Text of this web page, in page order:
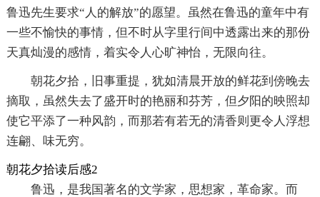
鲁迅先生要求“人的解放”的愿望。虽然在鲁迅的童年中有
一些不愉快的事情，但不时从字里行间中透露出来的那份
天真灿漫的感情，着实令人心旷神怡，无限向往。
朝花夕拾，旧事重提，犹如清晨开放的鲜花到傍晚去
摘取，虽然失去了盛开时的艳丽和芬芳，但夕阳的映照却
使它平添了一种风韵，而那若有若无的清香则更令人浮想
连翩、味无穷。
朝花夕拾读后感2
鲁迅，是我国著名的文学家，思想家，革命家。而